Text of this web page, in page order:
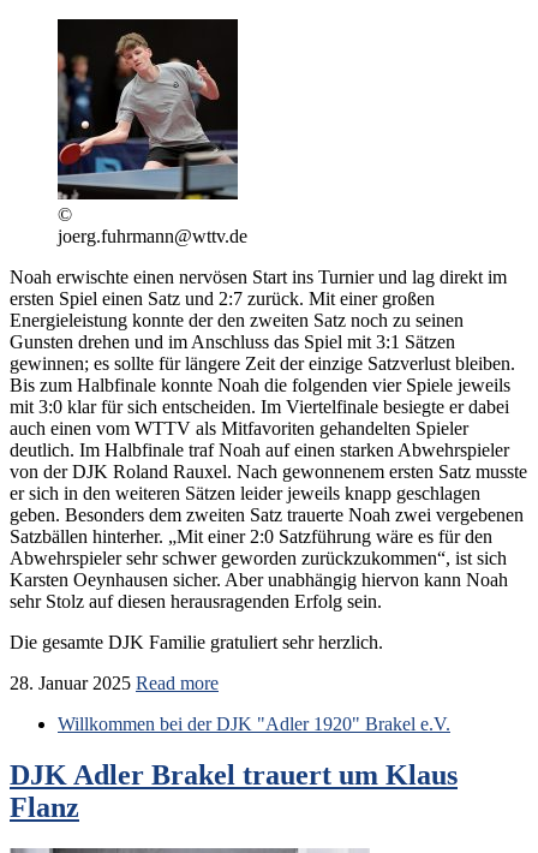
©
joerg.fuhrmann@wttv.de
Noah erwischte einen nervösen Start ins Turnier und lag direkt im
ersten Spiel einen Satz und 2:7 zurück. Mit einer großen
Energieleistung konnte der den zweiten Satz noch zu seinen
Gunsten drehen und im Anschluss das Spiel mit 3:1 Sätzen
gewinnen; es sollte für längere Zeit der einzige Satzverlust bleiben.
Bis zum Halbfinale konnte Noah die folgenden vier Spiele jeweils
mit 3:0 klar für sich entscheiden. Im Viertelfinale besiegte er dabei
auch einen vom WTTV als Mitfavoriten gehandelten Spieler
deutlich. Im Halbfinale traf Noah auf einen starken Abwehrspieler
von der DJK Roland Rauxel. Nach gewonnenem ersten Satz musste
er sich in den weiteren Sätzen leider jeweils knapp geschlagen
geben. Besonders dem zweiten Satz trauerte Noah zwei vergebenen
Satzbällen hinterher. „Mit einer 2:0 Satzführung wäre es für den
Abwehrspieler sehr schwer geworden zurückzukommen“, ist sich
Karsten Oeynhausen sicher. Aber unabhängig hiervon kann Noah
sehr Stolz auf diesen herausragenden Erfolg sein.
Die gesamte DJK Familie gratuliert sehr herzlich.
28. Januar 2025 Read more
Willkommen bei der DJK "Adler 1920" Brakel e.V.
DJK Adler Brakel trauert um Klaus
Flanz